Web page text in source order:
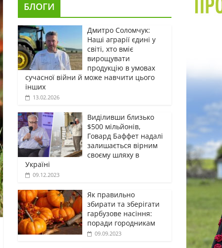
БЛОГИ
Дмитро Соломчук:
Наші аграрії єдині у
світі, хто вміє
вирощувати
продукцію в умовах
сучасної війни й може навчити цього
інших
13.02.2026
Виділивши близько
$500 мільйонів,
Говард Баффет надалі
залишається вірним
своєму шляху в
Україні
09.12.2023
Як правильно
збирати та зберігати
гарбузове насіння:
поради городникам
09.09.2023